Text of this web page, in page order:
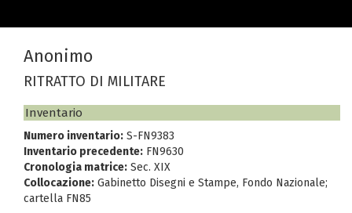
Anonimo
RITRATTO DI MILITARE
Inventario
Numero inventario: S-FN9383
Inventario precedente: FN9630
Cronologia matrice: Sec. XIX
Collocazione: Gabinetto Disegni e Stampe, Fondo Nazionale;
cartella FN85